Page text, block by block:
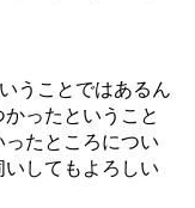
うことではあるん
ったということ
たところについ
してもよろしい